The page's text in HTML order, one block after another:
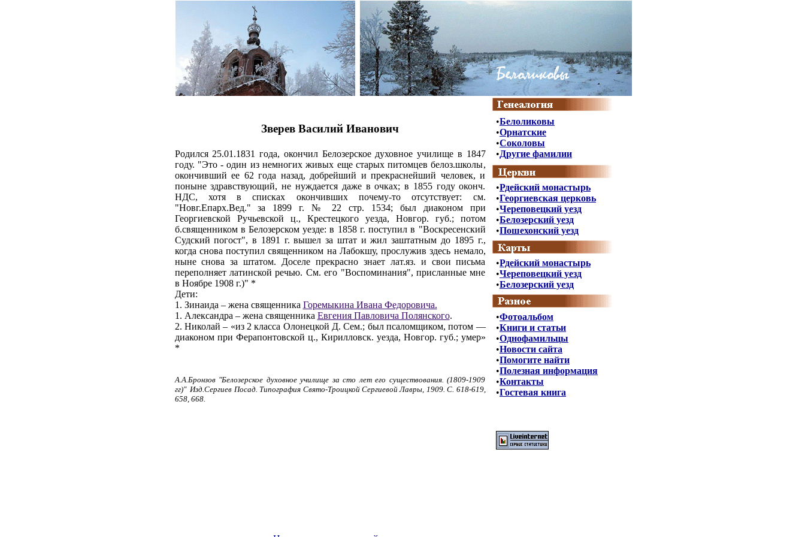
Зверев Василий Иванович
Родился 25.01.1831 года, окончил Белозерское духовное училище в 1847
году. "Это - один из немногих живых еще старых питомцев белоз.школы,
окончивший ее 62 года назад, добрейший и прекраснейший человек, и
поныне здравствующий, не нуждается даже в очках; в 1855 году оконч.
НДС, хотя в списках окончивших почему-то отсутствует: см.
"Новг.Епарх.Вед." за
1899 г. № 22 стр. 1534; был диаконом при
Георгиевской Ручьевской ц., Крестецкого уезда, Новгор. губ.; потом
б.священником в Белозерском уезде: в 1858 г. поступил в "Воскресенский
Судский погост", в 1891 г. вышел за штат и жил заштатным до 1895 г.,
когда снова поступил священником на Лабокшу, прослужив здесь немало,
ныне снова за штатом. Доселе прекрасно знает лат.яз. и свои письма
переполняет латинской речью. См. его "Воспоминания", присланные мне
в Ноябре 1908 г.)" *
Дети:
1. Зинаида – жена священника Горемыкина Ивана Федоровича.
1. Александра – жена священника Евгения Павловича Полянского.
2. Николай – «из 2 класса Олонецкой Д. Сем.; был псаломщиком, потом —
диаконом при Ферапонтовской ц., Кирилловск. уезда, Новгор. губ.; умер»
*
А.А.Бронзов "Белозерское духовное училище за сто лет его существования. (1809-1909
гг)" Изд.Сергиев Посад. Типография Свято-Троицкой Сергиевой Лавры, 1909. С. 618-619,
658, 668.
•Белоликовы
•Орнатские
•Соколовы
•Другие фамилии
•Рдейский монастырь
•Георгиевская церковь
•Череповецкий уезд
•Белозерский уезд
•Пошехонский уезд
•Рдейский монастырь
•Череповецкий уезд
•Белозерский уезд
•Фотоальбом
•Книги и статьи
•Однофамильцы
•Новости сайта
•Помогите найти
•Полезная информация
•Контакты
•Гостевая книга